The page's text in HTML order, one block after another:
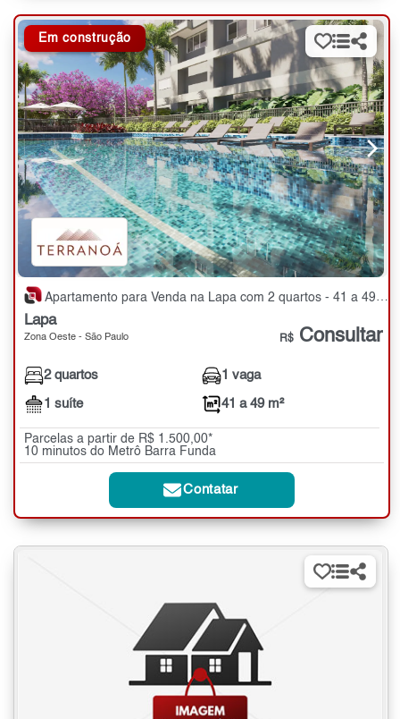
Em construção
Apartamento para Venda na Lapa com 2 quartos - 41 a 49 m²
Lapa
Zona Oeste - São Paulo R$ Consultar
2 quartos
1 suíte
1 vaga
41 a 49 m²
Parcelas a partir de R$ 1.500,00*
10 minutos do Metrô Barra Funda
Contatar